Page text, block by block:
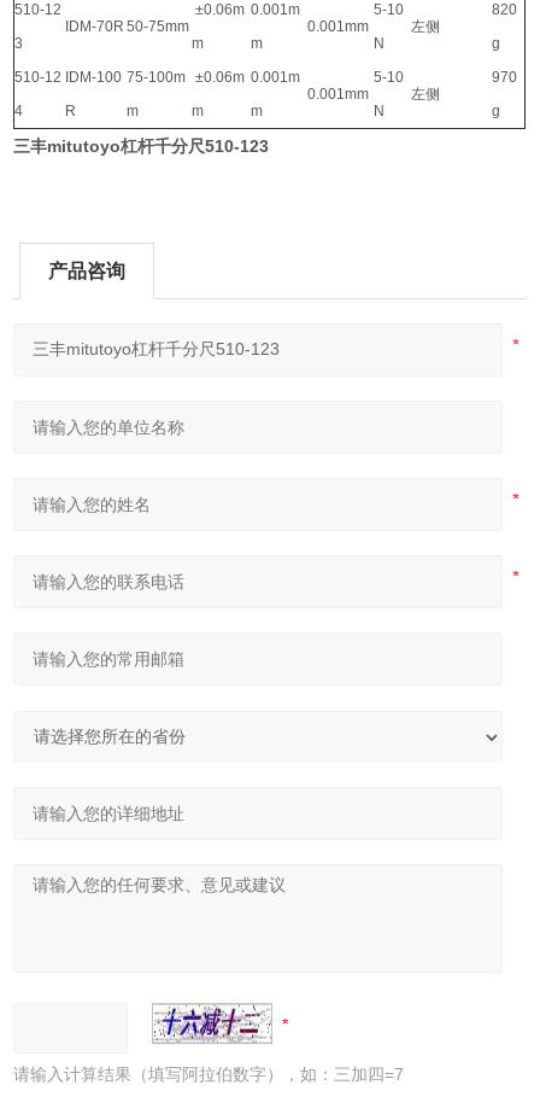
510-12
3
IDM-70R 50-75mm
±0.06m
m
0.001m
m
0.001mm
5-10
N
左侧
820
g
510-12
4
IDM-100
R
75-100m
m
±0.06m
m
0.001m
m
0.001mm
5-10
N
左侧
970
g
三丰mitutoyo杠杆千分尺510-123
产品咨询
请输入计算结果（填写阿拉伯数字），如：三加四=7